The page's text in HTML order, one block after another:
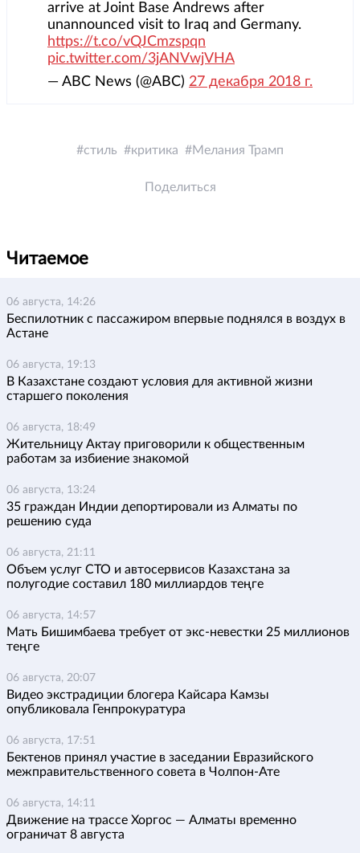
arrive at Joint Base Andrews after
unannounced visit to Iraq and Germany.
https://t.co/vQJCmzspqn
pic.twitter.com/3jANVwjVHA
— ABC News (@ABC) 27 декабря 2018 г.
стиль критика Мелания Трамп
Поделиться
Читаемое
06 августа, 14:26
Беспилотник с пассажиром впервые поднялся в воздух в
Астане
06 августа, 19:13
В Казахстане создают условия для активной жизни
старшего поколения
06 августа, 18:49
Жительницу Актау приговорили к общественным
работам за избиение знакомой
06 августа, 13:24
35 граждан Индии депортировали из Алматы по
решению суда
06 августа, 21:11
Объем услуг СТО и автосервисов Казахстана за
полугодие составил 180 миллиардов теңге
06 августа, 14:57
Мать Бишимбаева требует от экс-невестки 25 миллионов
теңге
06 августа, 20:07
Видео экстрадиции блогера Кайсара Камзы
опубликовала Генпрокуратура
06 августа, 17:51
Бектенов принял участие в заседании Евразийского
межправительственного совета в Чолпон-Ате
06 августа, 14:11
Движение на трассе Хоргос — Алматы временно
ограничат 8 августа